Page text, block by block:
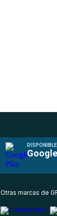
DISPONIBLE
Otras marcas de